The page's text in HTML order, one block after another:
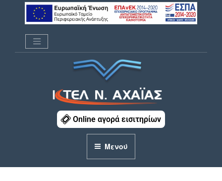
Μετάβαση
ΚΤΕΛ Ν. ΑΧΑΪΑΣOnline αγορά εισιτηρίων
Μενού